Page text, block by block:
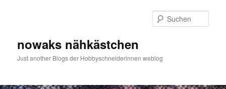
nowaks nähkästchen
Just another Blogs der Hobbyschneiderinnen weblog